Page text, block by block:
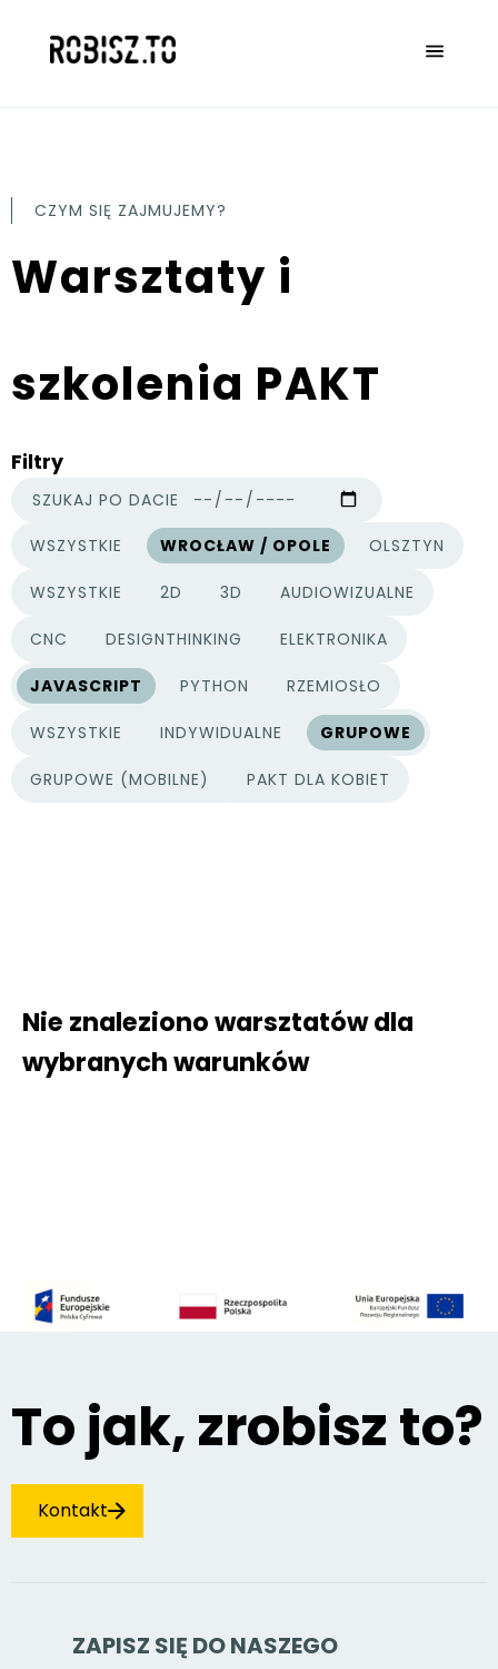
CZYM SIĘ ZAJMUJEMY?
Warsztaty i
szkolenia PAKT
Filtry
SZUKAJ PO DACIE
WSZYSTKIE
MIASTA
WROCŁAW / OPOLE OLSZTYN
WSZYSTKIE
KATEGORIE PROJEKTÓW
2D 3D AUDIOWIZUALNE
CNC DESIGNTHINKING ELEKTRONIKA
JAVASCRIPT PYTHON RZEMIOSŁO
WSZYSTKIE
TYPY PROJEKTÓW
INDYWIDUALNE GRUPOWE
GRUPOWE (MOBILNE) PAKT DLA KOBIET
Nie znaleziono warsztatów dla
wybranych warunków
To jak, zrobisz to?
Kontakt
ZAPISZ SIĘ DO NASZEGO